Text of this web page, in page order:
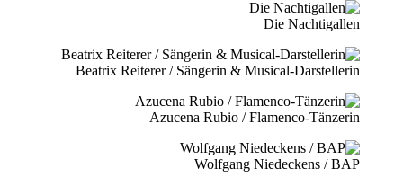
Die Nachtigallen
Beatrix Reiterer / Sängerin & Musical-Darstellerin
Azucena Rubio / Flamenco-Tänzerin
Wolfgang Niedeckens / BAP